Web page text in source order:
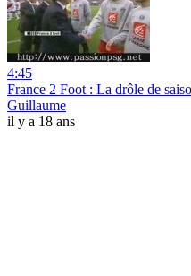
4:45
France 2 Foot : La drôle de
Guillaume
il y a 18 ans